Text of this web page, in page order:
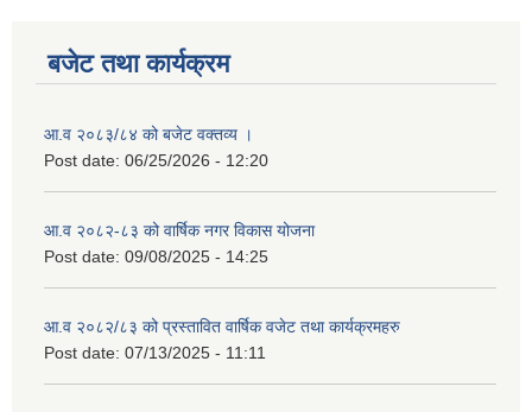
बजेट तथा कार्यक्रम
आ.व २०८३/८४ को बजेट वक्तव्य ।
Post date: 06/25/2026 - 12:20
आ.व २०८२-८३ को वार्षिक नगर विकास योजना
Post date: 09/08/2025 - 14:25
आ.व २०८२/८३ को प्रस्तावित वार्षिक वजेट तथा कार्यक्रमहरु
Post date: 07/13/2025 - 11:11